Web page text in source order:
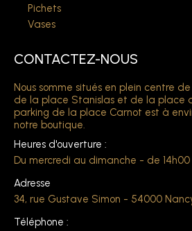
Pichets
Vases
CONTACTEZ-NOUS
Nous somme situés en plein centre
de la place Stanislas et de la place
parking de la place Carnot est à
notre boutique.
Heures d'ouverture :
Du mercredi au dimanche - de 14h00
Adresse
34, rue Gustave Simon - 54000
Téléphone :